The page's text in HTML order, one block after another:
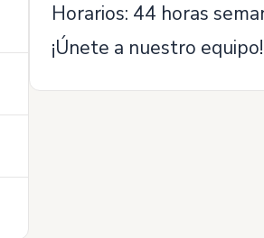
Horarios: 44 horas
¡Únete a nuestro equipo!